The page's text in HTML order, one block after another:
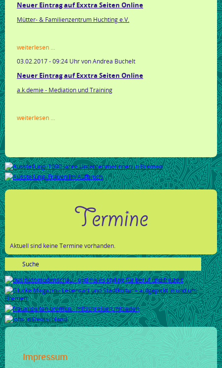
Neuer Eintrag auf Exxtra Seiten Online
Mütter- & Familienzentrum Huchting e.V.
weiterlesen …
auf
seiten
online
03.02.2017 - 09:24 Uhrvon Andrea Buchelt
Neuer Eintrag auf Exxtra Seiten Online
a.k.demie - Mediation und Training
weiterlesen …
online
Termine
Aktuell sind keine Termine vorhanden.
Impressum